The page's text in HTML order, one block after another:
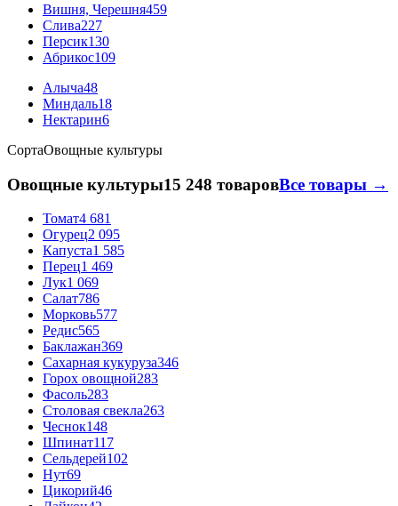
Вишня, Черешня459
Слива227
Персик130
Абрикос109
Алыча48
Миндаль18
Нектарин6
СортаОвощные культуры
Овощные культуры15 248 товаровВсе товары →
Томат4 681
Огурец2 095
Капуста1 585
Перец1 469
Лук1 069
Салат786
Морковь577
Редис565
Баклажан369
Сахарная кукуруза346
Горох овощной283
Фасоль283
Столовая свекла263
Чеснок148
Шпинат117
Сельдерей102
Нут69
Цикорий46